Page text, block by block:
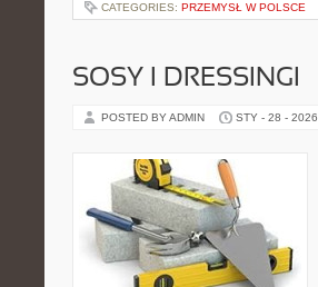
CATEGORIES: PRZEMYSŁ W POLSCE
SOSY I DRESSINGI
POSTED BY ADMIN STY - 28 - 2026